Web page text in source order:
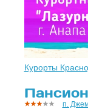
Курорты
п.